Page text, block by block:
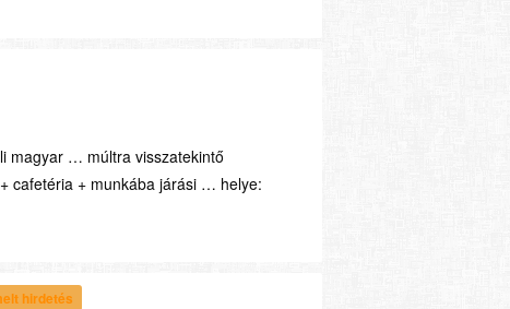
magyar … múltra visszatekintő
+ cafetéria + munkába járási … helye:
hirdetés